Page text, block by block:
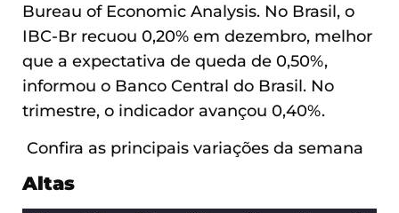
Bureau of Economic Analysis. No Brasil, o
IBC-Br recuou 0,20% em dezembro, melhor
que a expectativa de queda de 0,50%,
informou o Banco Central do Brasil. No
trimestre, o indicador avançou 0,40%.
Confira as principais variações da semana
Altas